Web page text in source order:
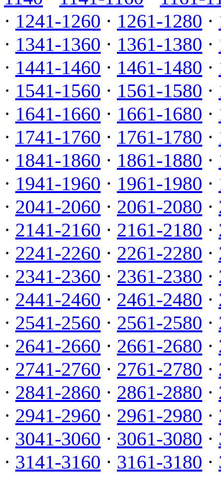
· 1241-1260 · 1261-1280 ·
· 1341-1360 · 1361-1380 ·
· 1441-1460 · 1461-1480 ·
· 1541-1560 · 1561-1580 ·
· 1641-1660 · 1661-1680 ·
· 1741-1760 · 1761-1780 ·
· 1841-1860 · 1861-1880 ·
· 1941-1960 · 1961-1980 ·
· 2041-2060 · 2061-2080 ·
· 2141-2160 · 2161-2180 ·
· 2241-2260 · 2261-2280 ·
· 2341-2360 · 2361-2380 ·
· 2441-2460 · 2461-2480 ·
· 2541-2560 · 2561-2580 ·
· 2641-2660 · 2661-2680 ·
· 2741-2760 · 2761-2780 ·
· 2841-2860 · 2861-2880 ·
· 2941-2960 · 2961-2980 ·
· 3041-3060 · 3061-3080 ·
· 3141-3160 · 3161-3180 ·